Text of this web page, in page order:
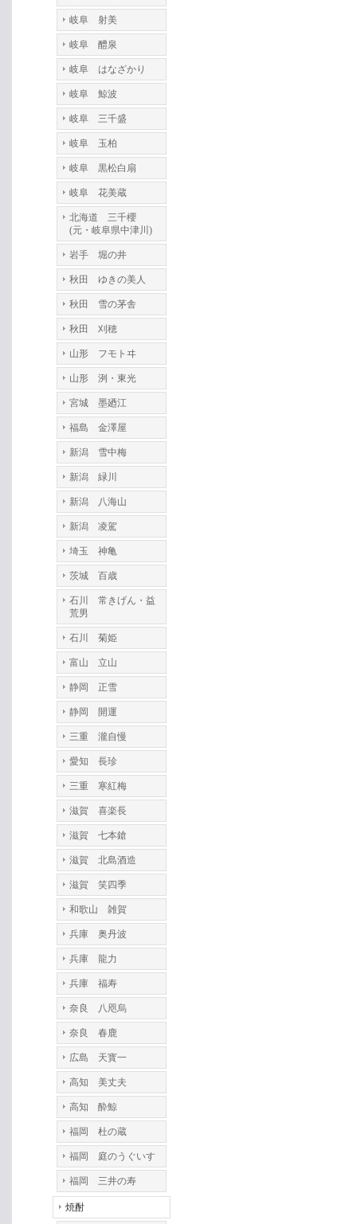
岐阜 射美
岐阜 醴泉
岐阜 はなざかり
岐阜 鯨波
岐阜 三千盛
岐阜 玉柏
岐阜 黒松白扇
岐阜 花美蔵
北海道 三千櫻
(元・岐阜県中津川)
岩手 堀の井
秋田 ゆきの美人
秋田 雪の茅舎
秋田 刈穂
山形 フモトヰ
山形 洌・東光
宮城 墨廼江
福島 金澤屋
新潟 雪中梅
新潟 緑川
新潟 八海山
新潟 凌駕
埼玉 神亀
茨城 百歳
石川 常きげん・益
荒男
石川 菊姫
富山 立山
静岡 正雪
静岡 開運
三重 瀧自慢
愛知 長珍
三重 寒紅梅
滋賀 喜楽長
滋賀 七本鎗
滋賀 北島酒造
滋賀 笑四季
和歌山 雑賀
兵庫 奥丹波
兵庫 龍力
兵庫 福寿
奈良 八咫烏
奈良 春鹿
広島 天寳一
高知 美丈夫
高知 酔鯨
福岡 杜の蔵
福岡 庭のうぐいす
福岡 三井の寿
焼酎